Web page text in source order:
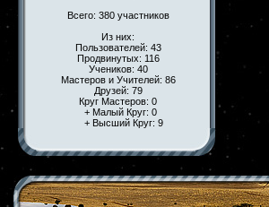
Всего: 380 участников
Из них:
Пользователей: 43
Продвинутых: 116
Учеников: 40
Мастеров и Учителей: 86
Друзей: 79
Круг Мастеров: 0
+ Малый Круг: 0
+ Высший Круг: 9